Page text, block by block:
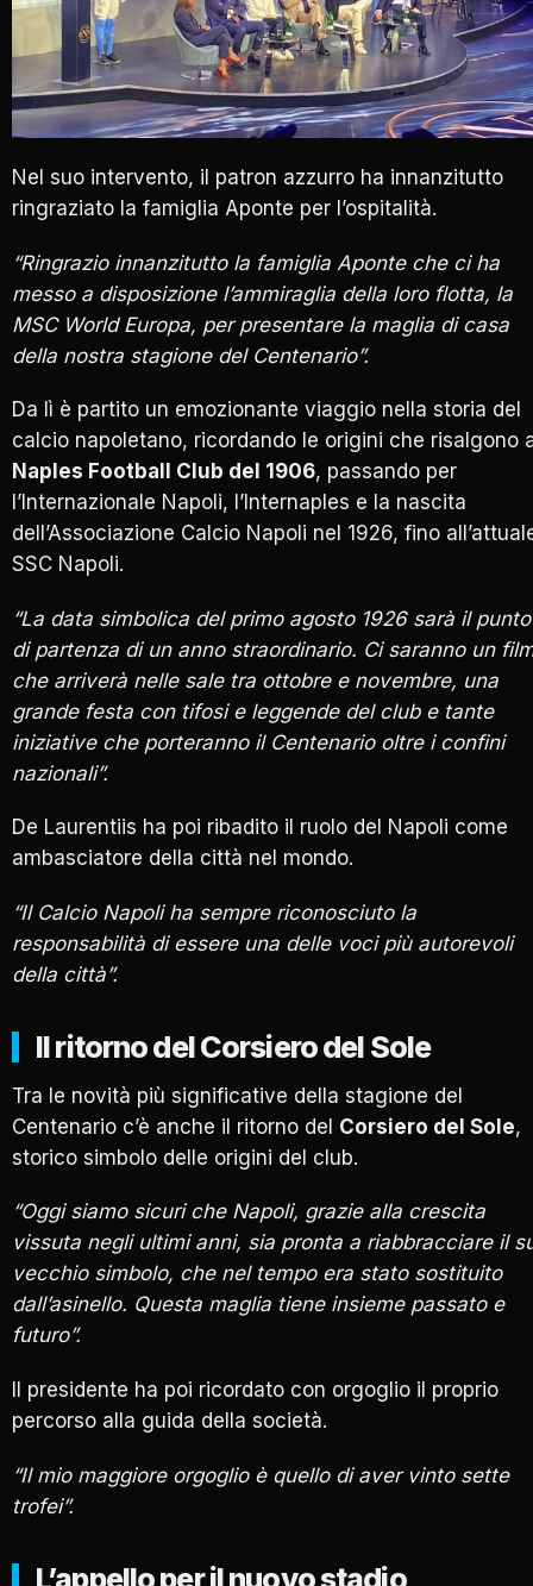
Nel suo intervento, il patron azzurro ha innanzitutto
ringraziato la famiglia Aponte per l’ospitalità.
“Ringrazio innanzitutto la famiglia Aponte che ci ha
messo a disposizione l’ammiraglia della loro flotta, la
MSC World Europa, per presentare la maglia di casa
della nostra stagione del Centenario”.
Da lì è partito un emozionante viaggio nella storia del
calcio napoletano, ricordando le origini che risalgono
Naples Football Club del 1906, passando per
l’Internazionale Napoli, l’Internaples e la nascita
dell’Associazione Calcio Napoli nel 1926, fino
SSC Napoli.
“La data simbolica del primo agosto 1926 sarà il punto
di partenza di un anno straordinario. Ci saranno un
che arriverà nelle sale tra ottobre e novembre, una
grande festa con tifosi e leggende del club e tante
iniziative che porteranno il Centenario oltre i confini
nazionali”.
De Laurentiis ha poi ribadito il ruolo del Napoli come
ambasciatore della città nel mondo.
“Il Calcio Napoli ha sempre riconosciuto la
responsabilità di essere una delle voci più autorevoli
della città”.
Il ritorno del Corsiero del Sole
Tra le novità più significative della stagione del
Centenario c’è anche il ritorno del Corsiero del Sole,
storico simbolo delle origini del club.
“Oggi siamo sicuri che Napoli, grazie alla crescita
vissuta negli ultimi anni, sia pronta a riabbracciare il
vecchio simbolo, che nel tempo era stato sostituito
dall’asinello. Questa maglia tiene insieme passato e
futuro”.
Il presidente ha poi ricordato con orgoglio il proprio
percorso alla guida della società.
“Il mio maggiore orgoglio è quello di aver vinto sette
trofei”.
L’appello per il nuovo stadio